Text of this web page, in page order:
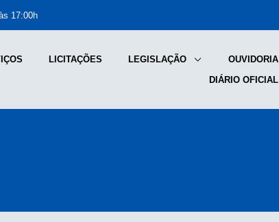
17:00h
LICITAÇÕES LEGISLAÇÃO
OUVIDORIA
DIÁRIO OFICIAL